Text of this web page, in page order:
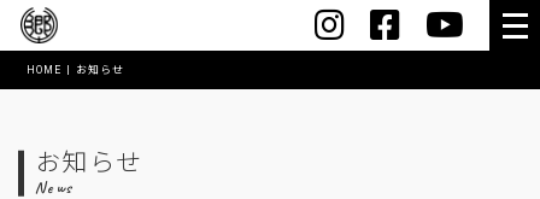
HOME お知らせ
お知らせ
News
会社案内